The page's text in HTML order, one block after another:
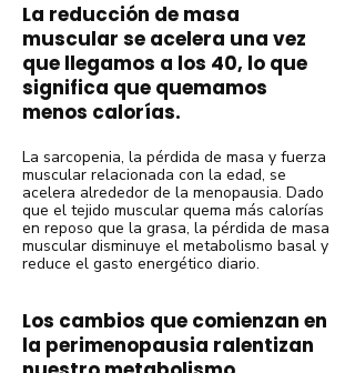
La reducción de masa
muscular se acelera una vez
que llegamos a los 40, lo que
significa que quemamos
menos calorías.
La sarcopenia, la pérdida de masa y fuerza
muscular relacionada con la edad, se
acelera alrededor de la menopausia. Dado
que el tejido muscular quema más calorías
en reposo que la grasa, la pérdida de masa
muscular disminuye el metabolismo basal y
reduce el gasto energético diario.
Los cambios que comienzan en
la perimenopausia ralentizan